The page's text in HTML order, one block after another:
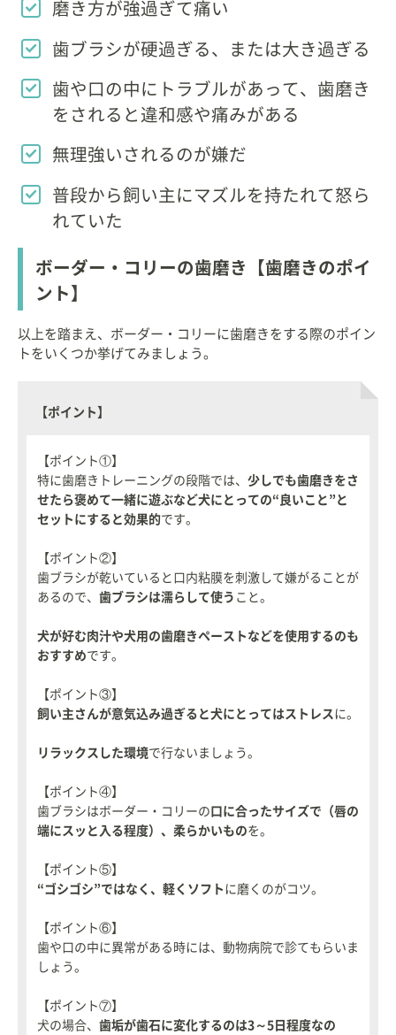
磨き方が強過ぎて痛い
歯ブラシが硬過ぎる、または大き過ぎる
歯や口の中にトラブルがあって、歯磨き
をされると違和感や痛みがある
無理強いされるのが嫌だ
普段から飼い主にマズルを持たれて怒ら
れていた
ボーダー・コリーの歯磨き【歯磨きのポイ
ント】
以上を踏まえ、ボーダー・コリーに歯磨きをする際のポイン
トをいくつか挙げてみましょう。
【ポイント】
【ポイント①】
特に歯磨きトレーニングの段階では、 少しでも歯磨きをさ
せたら褒めて一緒に遊ぶなど犬にとっての“良いこと”と
セットにすると効果的です。
【ポイント②】
歯ブラシが乾いていると口内粘膜を刺激して嫌がることが
あるので、 歯ブラシは濡らして使う こと。
犬が好む肉汁や犬用の歯磨きペーストなどを使用するのも
おすすめです。
【ポイント③】
飼い主さんが意気込み過ぎると犬にとってはストレス に。
リラックスした環境で行ないましょう。
【ポイント④】
歯ブラシはボーダー・コリーの 口に合ったサイズで（唇の
端にスッと入る程度）、柔らかいものを。
【ポイント⑤】
“ゴシゴシ”ではなく、軽くソフト に磨くのがコツ。
【ポイント⑥】
歯や口の中に異常がある時には、動物病院で診てもらいま
しょう。
【ポイント⑦】
犬の場合、 歯垢が歯石に変化するのは3～5日程度なの